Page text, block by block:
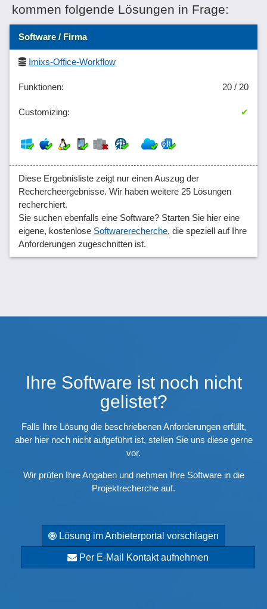
kommen folgende Lösungen in Frage:
Software / Firma
Imixs-Office-Workflow
20 / 20
✔
Diese Ergebnisliste zeigt nur einen Auszug der
Rechercheergebnisse. Wir haben weitere 25 Lösungen
recherchiert.
Sie suchen ebenfalls eine Software? Starten Sie hier eine
eigene, kostenlose Softwarerecherche, die speziell auf Ihre
Anforderungen zugeschnitten ist.
Ihre Software ist noch nicht
gelistet?
Falls Ihre Lösung die beschriebenen Anforderungen erfüllt,
aber hier noch nicht aufgeführt ist, stellen Sie uns diese gerne
vor.
Wir prüfen Ihre Angaben und nehmen Ihre Software in die
Projektrecherche auf.
Lösung im Anbieterportal vorschlagen
Per E-Mail Kontakt aufnehmen